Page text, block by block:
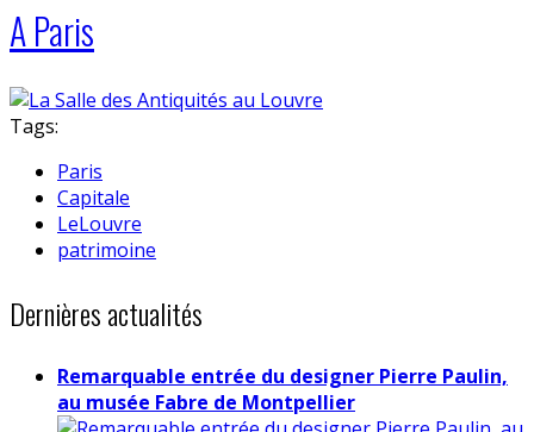
A Paris
Tags:
Paris
Capitale
LeLouvre
patrimoine
Dernières actualités
Remarquable entrée du designer Pierre Paulin,
au musée Fabre de Montpellier